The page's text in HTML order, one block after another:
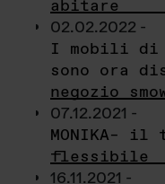
abitare
02.02.2022 -
I mobili di
sono ora
negozio
07.12.2021 -
MONIKA–
flessibile
16.11.2021 -